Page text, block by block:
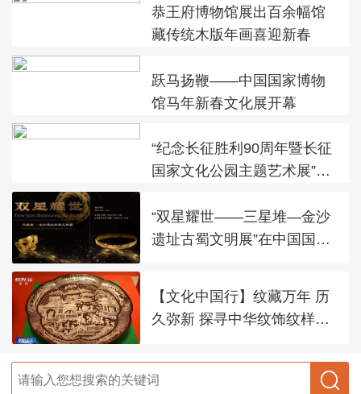
恭王府博物馆展出百余幅馆
藏传统木版年画喜迎新春
跃马扬鞭——中国国家博物
馆马年新春文化展开幕
“纪念长征胜利90周年暨长征
国家文化公园主题艺术展”在
“双星耀世——三星堆—金沙
遗址古蜀文明展”在中国国家
【文化中国行】纹藏万年 历
久弥新 探寻中华纹饰纹样之